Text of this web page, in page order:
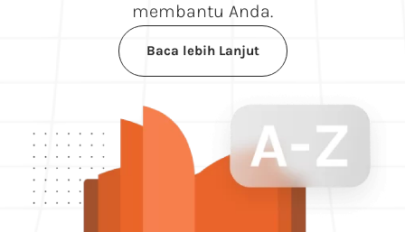
membantu Anda.
Baca lebih Lanjut